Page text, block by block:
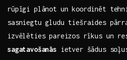
rūpīgi plānot un koordinēt
sasniegtu gludu tiešraides
izvēlēties pareizos⁤ rīkus un
sagatavošanās ietver šādus⁣